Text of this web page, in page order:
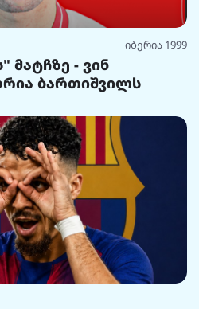
იბერია 1999
მატჩზე - ვინ
ბართიშვილს